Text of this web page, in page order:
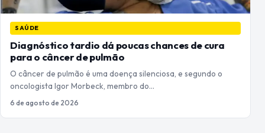
SAÚDE
Diagnóstico tardio dá poucas chances de cura
para o câncer de pulmão
O câncer de pulmão é uma doença silenciosa, e segundo o
oncologista Igor Morbeck, membro do…
6 de agosto de 2026